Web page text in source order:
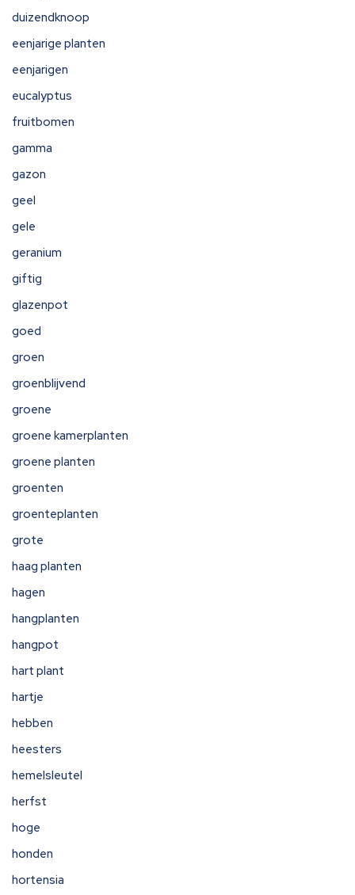
duizendknoop
eenjarige planten
eenjarigen
eucalyptus
fruitbomen
gamma
gazon
geel
gele
geranium
giftig
glazenpot
goed
groen
groenblijvend
groene
groene kamerplanten
groene planten
groenten
groenteplanten
grote
haag planten
hagen
hangplanten
hangpot
hart plant
hartje
hebben
heesters
hemelsleutel
herfst
hoge
honden
hortensia